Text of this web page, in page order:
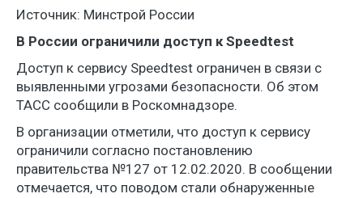
Источник: Минстрой России
В России ограничили доступ к Speedtest
Доступ к сервису Speedtest ограничен в связи с
выявленными угрозами безопасности. Об этом
ТАСС сообщили в Роскомнадзоре.
В организации отметили, что доступ к сервису
ограничили согласно постановлению
правительства №127 от 12.02.2020. В сообщении
отмечается, что поводом стали обнаруженные